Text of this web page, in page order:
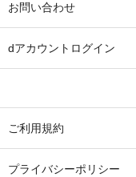
お問い合わせ
dアカウントログイン
ご利用規約
プライバシーポリシー